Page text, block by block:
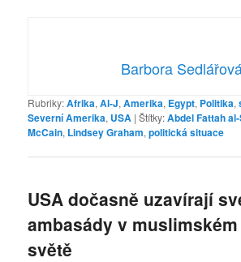
Barbora
Rubriky:Afrika,Al-J,Amerika, Egypt, Politika,
Severní Amerika, USA |Štítky:Abdel Fattah
McCain, Lindsey Graham,politická situace
USA dočasně uzavírají
ambasády v muslimském
světě